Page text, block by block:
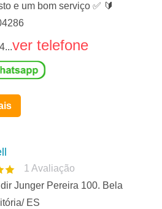
e um bom serviço ✅ 🔰
ver telefone
1 Avaliação
Junger Pereira 100. Bela
ES